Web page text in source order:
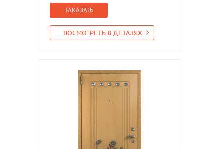
ЗАКАЗАТЬ
ПОСМОТРЕТЬ В ДЕТАЛЯХ